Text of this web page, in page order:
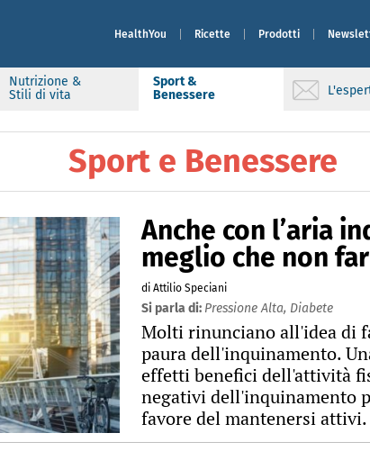
HealthYou Ricette Prodotti
Nutrizione &
Stili di vita
Sport &
Benessere
Sport e Benessere
Anche con l’aria
meglio che non
di Attilio Speciani
Si parla di: Pressione Alta, Diabete
Molti rinunciano all'idea di
paura dell'inquinamento.
effetti benefici dell'attività
negativi dell'inquinamento
favore del mantenersi attivi.